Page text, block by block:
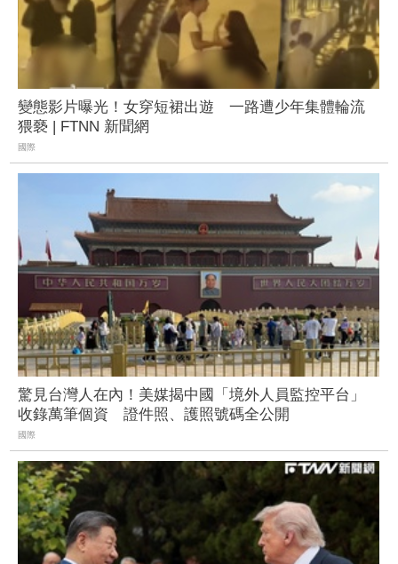
變態影片曝光！女穿短裙出遊 一路遭少年集體輪流
猥褻 | FTNN 新聞網
國際
驚見台灣人在內！美媒揭中國「境外人員監控平台」
收錄萬筆個資 證件照、護照號碼全公開
國際